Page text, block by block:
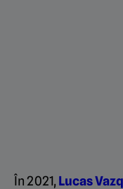
În 2021, Lucas